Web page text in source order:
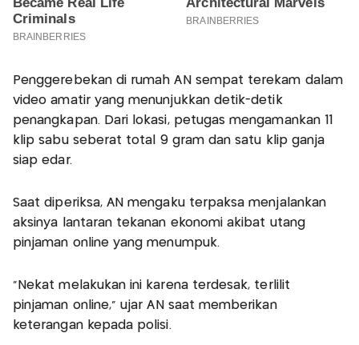
Penggerebekan di rumah AN sempat terekam dalam
video amatir yang menunjukkan detik-detik
penangkapan. Dari lokasi, petugas mengamankan 11
klip sabu seberat total 9 gram dan satu klip ganja
siap edar.
Saat diperiksa, AN mengaku terpaksa menjalankan
aksinya lantaran tekanan ekonomi akibat utang
pinjaman online yang menumpuk.
"Nekat melakukan ini karena terdesak, terlilit
pinjaman online," ujar AN saat memberikan
keterangan kepada polisi.